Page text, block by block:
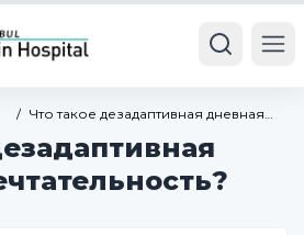
/ Что такое дезадаптивная дневная